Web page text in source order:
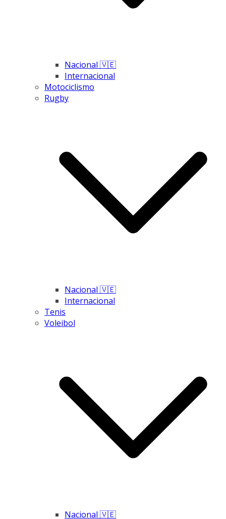
Nacional 🇻🇪
Internacional
Motociclismo
Rugby
Nacional 🇻🇪
Internacional
Tenis
Voleibol
Nacional 🇻🇪